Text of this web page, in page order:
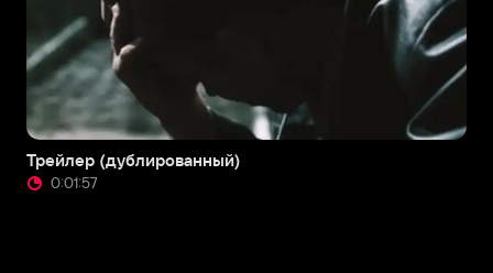
Трейлер (дублированный)
0:01:57